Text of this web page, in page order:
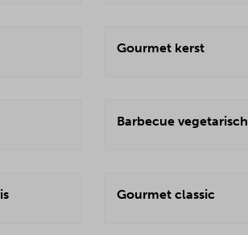
Gourmet kerst
Barbecue vegetarisch
Gourmet classic